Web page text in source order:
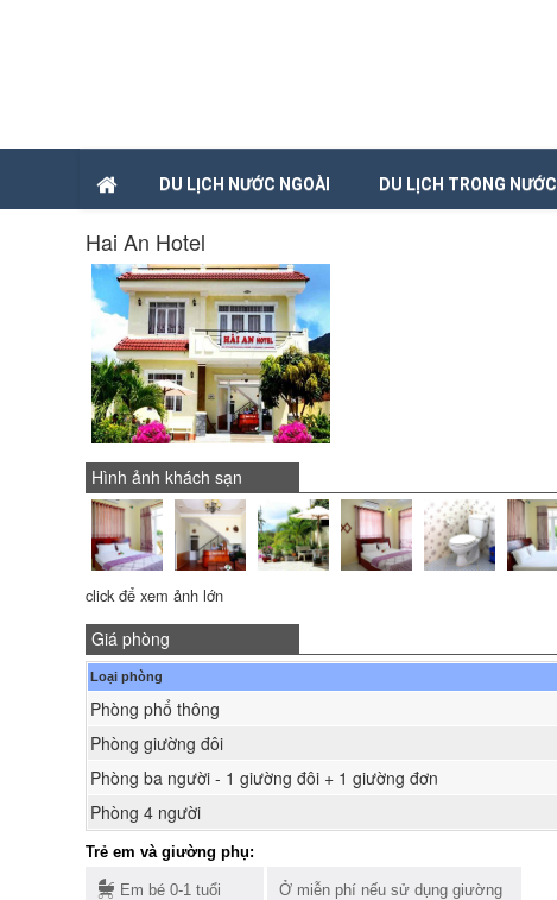
DU LỊCH NƯỚC NGOÀI DU LỊCH TRONG NƯỚC
Hai An Hotel
Hình ảnh khách sạn
click để xem ảnh lớn
Giá phòng
Loại phòng
Phòng phổ thông
Phòng giường đôi
Phòng ba người - 1 giường đôi + 1 giường đơn
Phòng 4 người
Trẻ em và giường phụ:
Em bé 0-1 tuổi
Ở miễn phí nếu sử dụng giường